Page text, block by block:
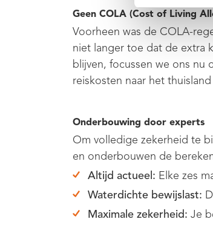
Geen COLA (Cost of Living
Voorheen was de COLA-
niet langer toe dat de extra
blijven, focussen we ons nu
reiskosten naar het
Onderbouwing door experts
Om volledige zekerheid te
en onderbouwen de
Altijd actueel: Elke zes
Waterdichte bewijslast:
Maximale zekerheid: Je